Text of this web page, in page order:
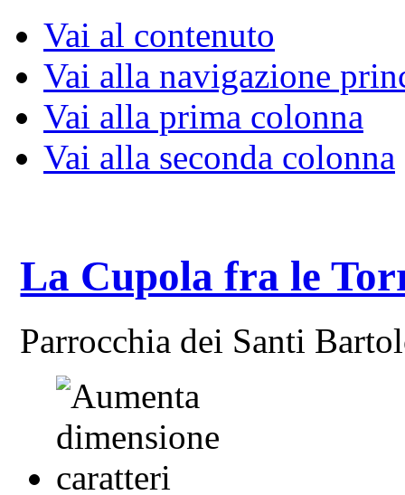
Vai al contenuto
Vai alla navigazione
Vai alla prima colonna
Vai alla seconda colonna
La Cupola fra le
Parrocchia dei Santi